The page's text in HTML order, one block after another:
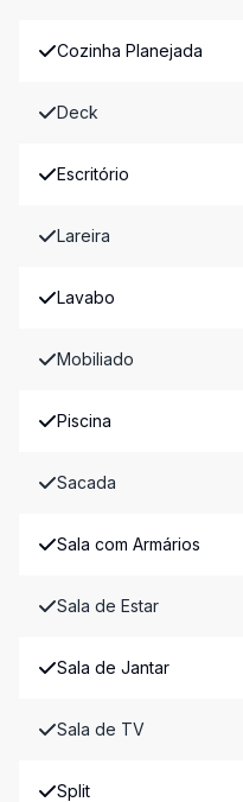
Cozinha Planejada
Deck
Escritório
Lareira
Lavabo
Mobiliado
Piscina
Sacada
Sala com Armários
Sala de Estar
Sala de Jantar
Sala de TV
Split